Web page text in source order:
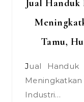
Jual
Tamu,
Jual Handuk Hotel di Indonesia untuk
Industri…